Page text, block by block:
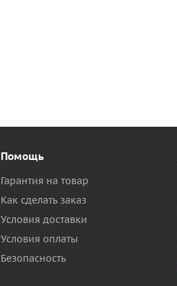
Помощь
Гарантия на товар
Как сделать заказ
Условия доставки
Условия оплаты
Безопасность